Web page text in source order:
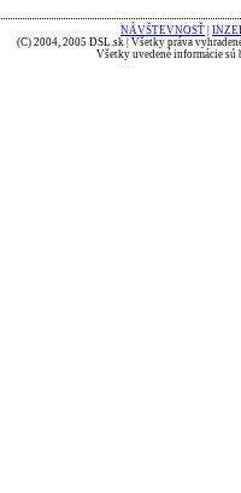
NÁVŠTEVNOSŤ
(C) 2004, 2005 DSL.sk | Všetky práva
Všetky uvedené informácie sú